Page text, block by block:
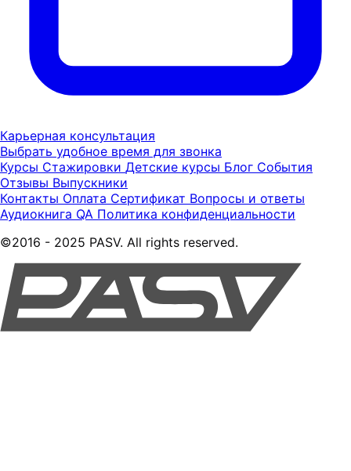
Карьерная консультация
Выбрать удобное время для звонка
Курсы Стажировки Детские курсы Блог События
Отзывы Выпускники
Контакты Оплата Сертификат Вопросы и ответы
Аудиокнига QA Политика конфиденциальности
©2016 - 2025 PASV. All rights reserved.